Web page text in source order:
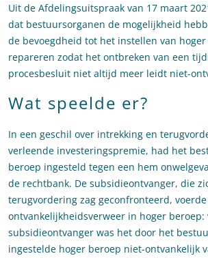
Uit de Afdelingsuitspraak van 17 maart
dat bestuursorganen de mogelijkheid
de bevoegdheid tot het instellen van
repareren zodat het ontbreken van een
procesbesluit niet altijd meer leidt niet-
Wat speelde er?
In een geschil over intrekking en
verleende investeringspremie, had het
beroep ingesteld tegen een hem
de rechtbank. De subsidieontvanger, die
terugvordering zag geconfronteerd, voerde
ontvankelijkheidsverweer in hoger beroep:
subsidieontvanger was het door het
ingestelde hoger beroep niet-ontvankelijk